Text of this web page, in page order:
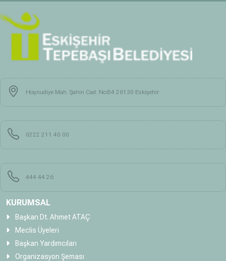
Hoşnudiye Mah. Şahin Cad. No:84 26130 Eskişehir
0222 211 40 00
444 44 26
KURUMSAL
Başkan Dt. Ahmet ATAÇ
Meclis Üyeleri
Başkan Yardımcıları
Organizasyon Şeması